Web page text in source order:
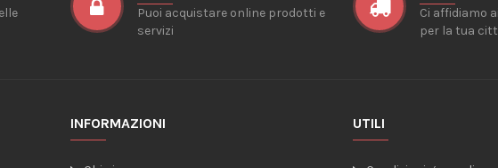
Puoi acquistare online prodotti e
servizi
Ci affidiamo
per la tua
INFORMAZIONI UTILI